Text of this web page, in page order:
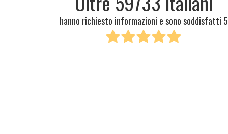
hanno richiesto informazioni e sono soddisfatti 5